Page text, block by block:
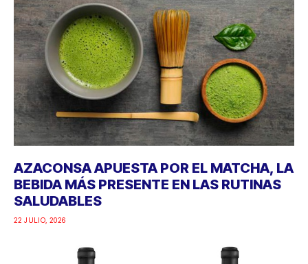
AZACONSA APUESTA POR EL MATCHA, LA
BEBIDA MÁS PRESENTE EN LAS RUTINAS
SALUDABLES
22 JULIO, 2026